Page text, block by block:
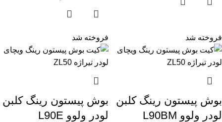
فروخته شد
بوش پیستون رینگ کلبن
لودر ولوو L90BM
فروخته شد
بوش پیستون رینگ کلبن
لودر ولوو L90E